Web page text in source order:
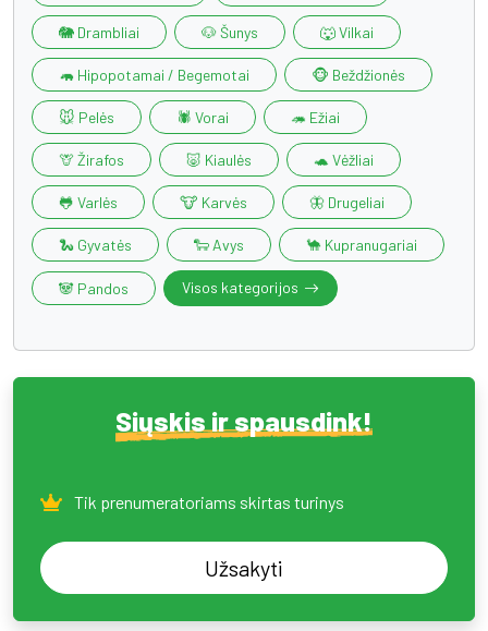
🐘 Drambliai 🐶 Šunys 🐺 Vilkai
🦛 Hipopotamai / Begemotai 🐵 Beždžionės
🐭 Pelės 🕷️ Vorai 🦔 Ežiai
🦒 Žirafos 🐷 Kiaulės 🐢 Vėžliai
🐸 Varlės 🐮 Karvės 🦋 Drugeliai
🐍 Gyvatės 🐑 Avys 🐪 Kupranugariai
🐼 Pandos Visos kategorijos
Siųskis ir spausdink!
Tik prenumeratoriams skirtas turinys
Užsakyti